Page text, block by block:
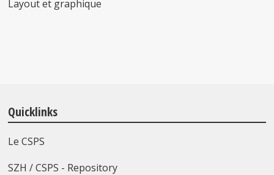
Layout et graphique
Quicklinks
Le CSPS
SZH / CSPS - Repository